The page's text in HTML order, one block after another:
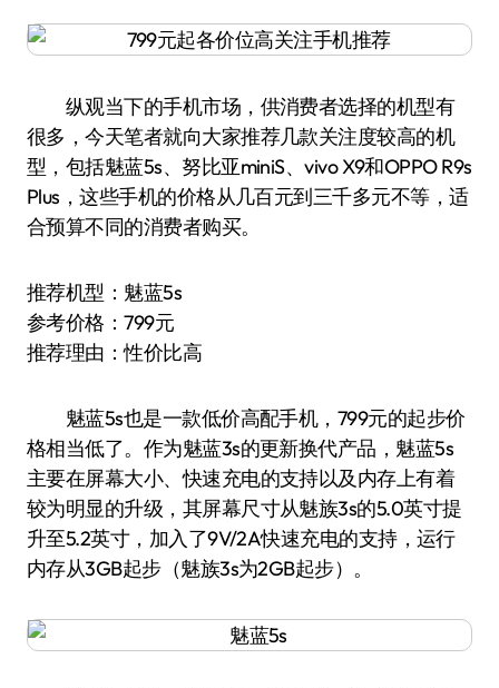
纵观当下的手机市场，供消费者选择的机型有
很多，今天笔者就向大家推荐几款关注度较高的机
型，包括魅蓝5s、努比亚miniS、vivo X9和OPPO R9s
Plus，这些手机的价格从几百元到三千多元不等，适
合预算不同的消费者购买。
推荐机型：魅蓝5s
参考价格：799元
推荐理由：性价比高
魅蓝5s也是一款低价高配手机，799元的起步价
格相当低了。作为魅蓝3s的更新换代产品，魅蓝5s
主要在屏幕大小、快速充电的支持以及内存上有着
较为明显的升级，其屏幕尺寸从魅族3s的5.0英寸提
升至5.2英寸，加入了9V/2A快速充电的支持，运行
内存从3GB起步（魅族3s为2GB起步）。